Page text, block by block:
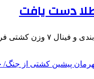
دست یافت
آسیا از بعد از ظهر…